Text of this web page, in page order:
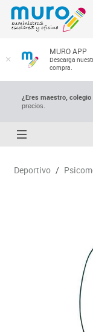
MURO APP
Descarga
compra.
¿Eres maestro, colegio
precios.
Deportivo /